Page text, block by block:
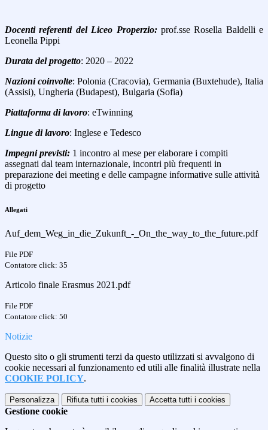
Docenti referenti del Liceo Properzio: prof.sse Rosella Baldelli e
Leonella Pippi
Durata del progetto: 2020 – 2022
Nazioni coinvolte: Polonia (Cracovia), Germania (Buxtehude), Italia
(Assisi), Ungheria (Budapest), Bulgaria (Sofia)
Piattaforma di lavoro: eTwinning
Lingue di lavoro: Inglese e Tedesco
Impegni previsti: 1 incontro al mese per elaborare i compiti
assegnati dal team internazionale, incontri più frequenti in
preparazione dei meeting e delle campagne informative sulle attività
di progetto
Allegati
Auf_dem_Weg_in_die_Zukunft_-_On_the_way_to_the_future.pdf
File PDF
Contatore click: 35
Articolo finale Erasmus 2021.pdf
File PDF
Contatore click: 50
Notizie
Questo sito o gli strumenti terzi da questo utilizzati si avvalgono di
cookie necessari al funzionamento ed utili alle finalità illustrate nella
COOKIE POLICY.
Personalizza Rifiuta tutti i cookies Accetta tutti i cookies
Gestione cookie